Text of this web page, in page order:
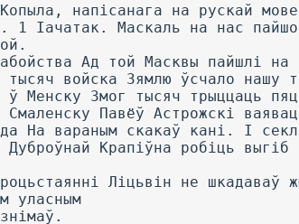
напісанага на рускай
1 Іачатак. Маскаль на нас
Ад той Масквы пайшлі на
тысяч войска Зямлю ўсчало нашу
Менску Змог тысяч трыццаць
Павёў Астрожскі
На вараным скакаў кані. I
Крапіўна робіць
Ліцьвін не шкадаваў
уласным